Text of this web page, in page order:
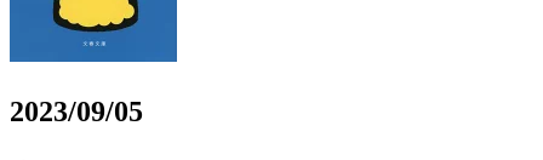
2023/09/05